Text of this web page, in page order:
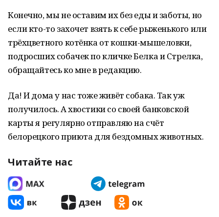
Конечно, мы не оставим их без еды и заботы, но
если кто-то захочет взять к себе рыженького или
трёхцветного котёнка от кошки-мышеловки,
подросших собачек по кличке Белка и Стрелка,
обращайтесь ко мне в редакцию.
Да! И дома у нас тоже живёт собака. Так уж
получилось. А хвостики со своей банковской
карты я регулярно отправляю на счёт
белорецкого приюта для бездомных животных.
Читайте нас